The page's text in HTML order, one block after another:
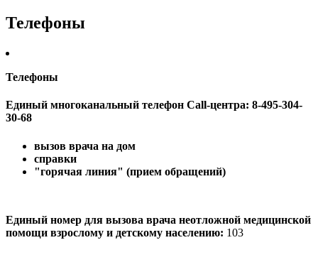
Телефоны
Телефоны
Единый многоканальный телефон Сall-центра: 8-495-304-
30-68
вызов врача на дом
справки
"горячая линия" (прием обращений)
Единый номер для вызова врача неотложной медицинской
помощи взрослому и детскому населению: 103